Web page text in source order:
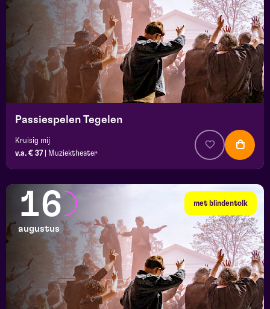
Passiespelen Tegelen
Kruisig mij
v.a. € 37
Muziektheater
met blindentolk
16
augustus